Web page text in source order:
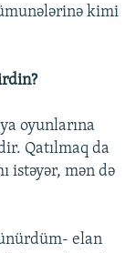
kimi
oyunlarına
Qatılmaq da
istəyər, mən də
elan